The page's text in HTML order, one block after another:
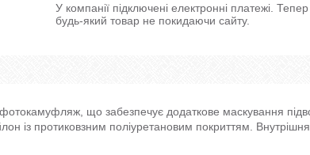
У компанії підключені електронні платежі.
будь-який товар не покидаючи сайту.
що забезпечує додаткове маскування
із протиковзним поліуретановим покриттям.